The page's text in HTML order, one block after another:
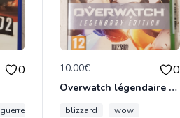
0
guerre
10.00€ 0
Overwatch légendaire édition
blizzard wow